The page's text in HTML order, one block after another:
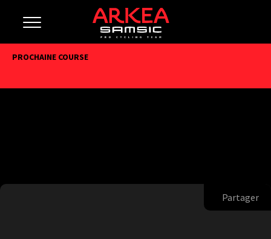
PROCHAINE COURSE
Partager